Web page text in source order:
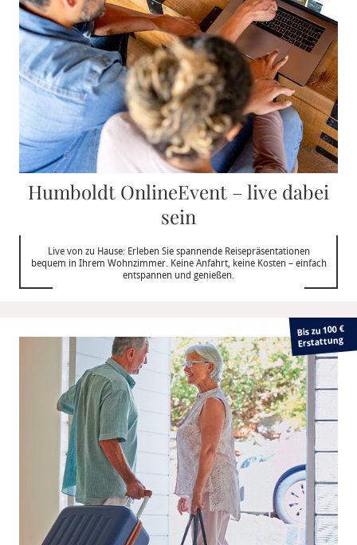
Humboldt OnlineEvent – live dabei
sein
Live von zu Hause: Erleben Sie spannende Reisepräsentationen
bequem in Ihrem Wohnzimmer. Keine Anfahrt, keine Kosten – einfach
entspannen und genießen.
Bis zu 100 €
Erstattung